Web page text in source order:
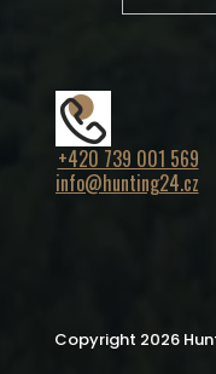
+420 739 001 569
info@hunting24.cz
Copyright 2026